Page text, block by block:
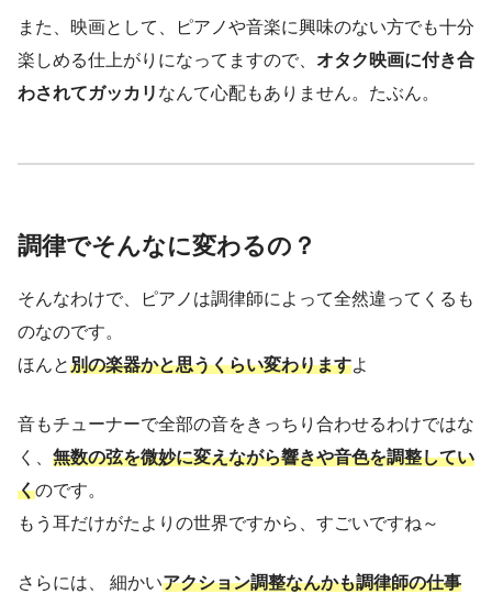
また、映画として、ピアノや音楽に興味のない方でも十分
楽しめる仕上がりになってますので、 オタク映画に付き合
わされてガッカリ なんて心配もありません。たぶん。
調律でそんなに変わるの？
そんなわけで、ピアノは調律師によって全然違ってくるも
のなのです。
ほんと別の楽器かと思うくらい変わりますよ
音もチューナーで全部の音をきっちり合わせるわけではな
く、 無数の弦を微妙に変えながら響きや音色を調整してい
くのです。
もう耳だけがたよりの世界ですから、すごいですね～
さらには、 細かいアクション調整なんかも調律師の仕事